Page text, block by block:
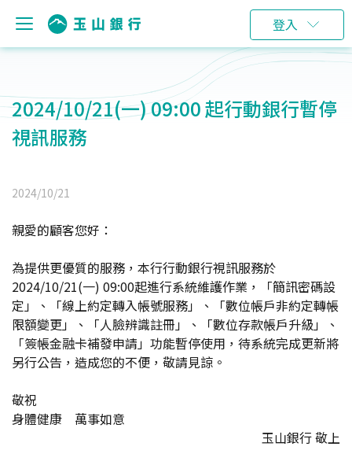
登入
2024/10/21(一) 09:00 起行動銀行暫停
視訊服務
2024/10/21
親愛的顧客您好：
為提供更優質的服務，本行行動銀行視訊服務於
2024/10/21(一) 09:00起進行系統維護作業，「簡訊密碼設
定」、「線上約定轉入帳號服務」、「數位帳戶非約定轉帳
限額變更」、「人臉辨識註冊」、「數位存款帳戶升級」、
「簽帳金融卡補發申請」功能暫停使用，待系統完成更新將
另行公告，造成您的不便，敬請見諒。
敬祝
身體健康 萬事如意
玉山銀行 敬上